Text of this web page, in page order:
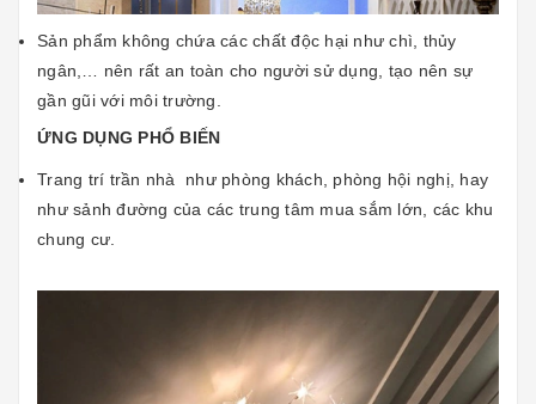
Sản phẩm không chứa các chất độc hại như chì, thủy
ngân,… nên rất an toàn cho người sử dụng, tạo nên sự
gần gũi với môi trường.
ỨNG DỤNG PHỔ BIẾN
Trang trí trần nhà như phòng khách, phòng hội nghị, hay
như sảnh đường của các trung tâm mua sắm lớn, các khu
chung cư.